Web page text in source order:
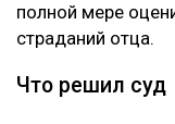
полной мере
страданий отца.
Что решил суд